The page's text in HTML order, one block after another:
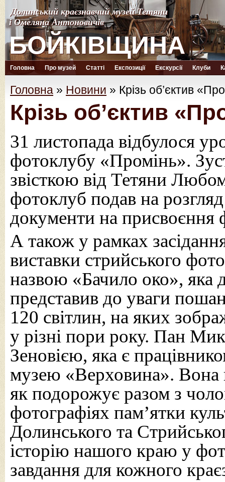
Долинський краєзнавчий музей Тетяни
і Омеляна Антоновичів
БОЙКІВЩИНА
Долинський краєзнавчий музей Тетяни
і Омеляна Антоновичів
БОЙКІВЩИНА
Головна Про музей Статті Експозиції Екскурсії Клуби
Головна » Новини » Крізь об’єктив
Крізь об’єктив
31 листопада відбулося
фотоклубу «Промінь».
звісткою від Тетяни
фотоклуб подав на
документи на присвоєння
А також у рамках
виставки стрийського
назвою «Бачило око», яка
представив до уваги
120 світлин, на яких
у різні пори року. Пан
Зеновією, яка є
музею «Верховина». Вона
як подорожує разом з
фотографіях пам’ятки
Долинського та
історію нашого краю у
завдання для кожного